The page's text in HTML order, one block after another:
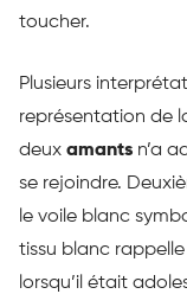
toucher.
Plusieurs
représentation de
deux amants n’a
se rejoindre.
le voile blanc
tissu blanc
lorsqu’il était